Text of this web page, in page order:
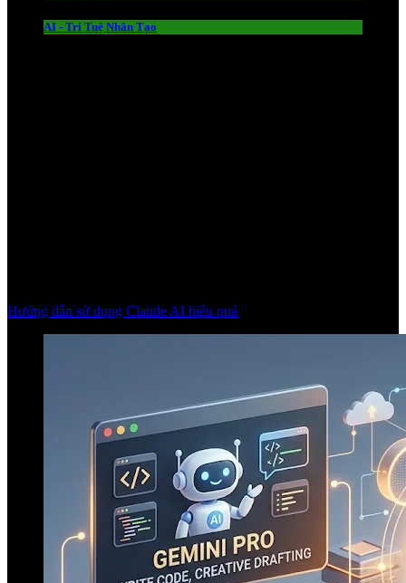
AI - Trí Tuệ Nhân Tạo
Hướng dẫn sử dụng Claude AI hiệu quả